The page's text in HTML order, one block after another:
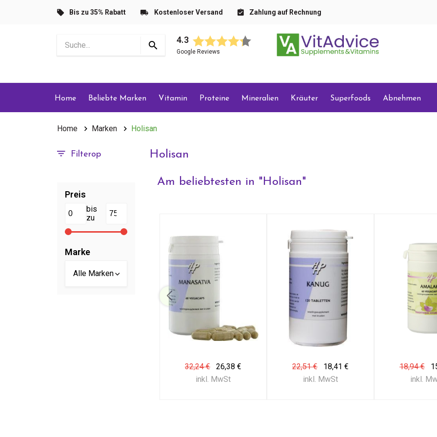
Bis zu 35% Rabatt Kostenloser Versand Zahlung auf Rechnung
4.3
Google Reviews
Home Beliebte Marken Vitamin Proteine Mineralien Kräuter Superfoods Abnehmen
Home Marken Holisan
Filterop
Preis
bis
zu
Marke
Holisan
Am beliebtesten in "Holisan"
32,24 €
26,38 €
inkl. MwSt
22,51 €
18,41 €
inkl. MwSt
18,94 €
inkl.